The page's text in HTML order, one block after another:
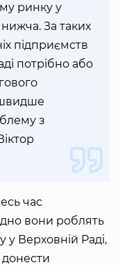
ринку у
За таких
підприємств
потрібно або
з
час
вони роблять
у Верховній Раді,